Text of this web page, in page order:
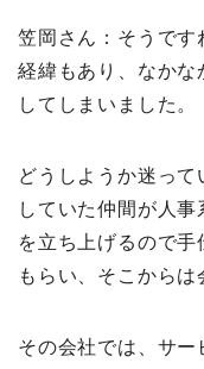
笠岡さん：そうです
経緯もあり、なかな
してしまいました。
どうしようか迷っ
していた仲間が人
を立ち上げるので
もらい、そこからは
その会社では、サ